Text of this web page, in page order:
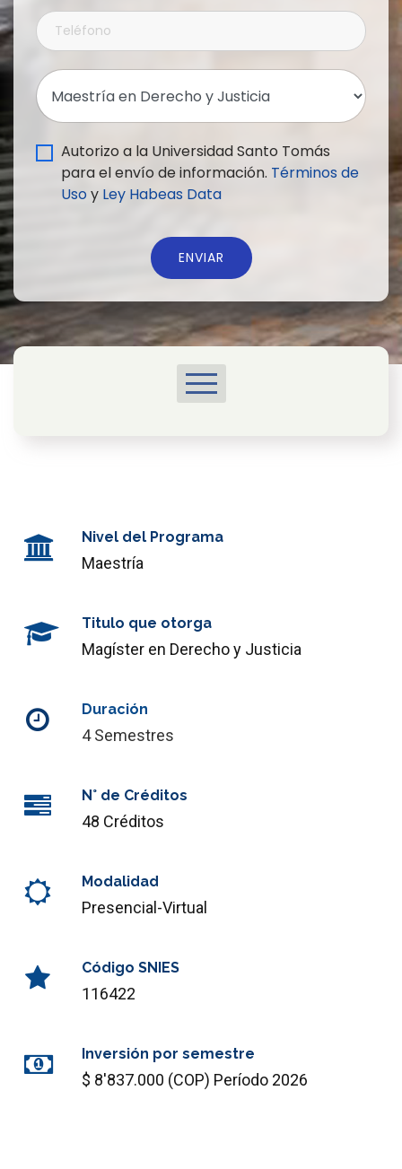
Autorizo a la Universidad Santo Tomás
para el envío de información. Términos de
Usoy Ley Habeas Data
ENVIAR
Perfiles
Proceso de admisión
Nivel del Programa
Maestría
Titulo que otorga
Magíster en Derecho y Justicia
Duración
4 Semestres
N° de Créditos
48 Créditos
Modalidad
Presencial-Virtual
Código SNIES
116422
Inversión por semestre
$ 8'837.000 (COP) Período 2026